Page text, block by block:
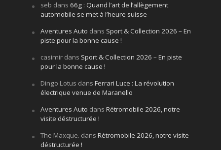
seb dans 66g : Quand l’art de l’allègement
automobile se met à l’heure suisse
Aventures Auto dans Sport & Collection 2026 – En
piste pour la bonne cause !
casimirdans Sport & Collection 2026 – En piste
pour la bonne cause !
Dingo Lotus dans Ferrari Luce : La révolution
électrique venue de Maranello
Aventures Auto dans Rétromobile 2026, notre
visite déstructurée !
The Maxque. dans Rétromobile 2026, notre visite
déstructurée !